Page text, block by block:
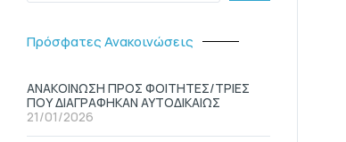
Πρόσφατες Ανακοινώσεις
ΑΝΑΚΟΙΝΩΣΗ ΠΡΟΣ ΦΟΙΤΗΤΕΣ/ΤΡΙΕΣ
ΠΟΥ ΔΙΑΓΡΑΦΗΚΑΝ ΑΥΤΟΔΙΚΑΙΩΣ
21/01/2026